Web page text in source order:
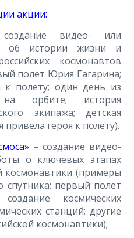
акции:
видео- или
об истории жизни и
космонавтов
полет Юрия Гагарина;
к полету; один день из
орбите; история
экипажа; детская
героя к полету).
– создание видео-
о ключевых этапах
космонавтики (примеры
спутника; первый полет
космических
станций; другие
космонавтики);